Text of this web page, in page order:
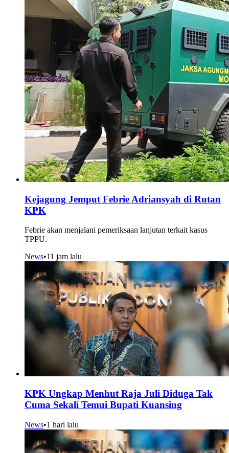
Kejagung Jemput Febrie Adriansyah di Rutan
KPK
Febrie akan menjalani pemeriksaan lanjutan terkait kasus
TPPU.
News•11 jam lalu
KPK Ungkap Menhut Raja Juli Diduga Tak
Cuma Sekali Temui Bupati Kuansing
News•1 hari lalu